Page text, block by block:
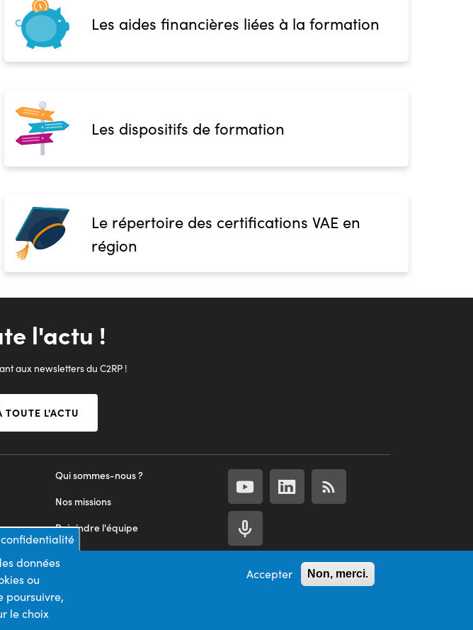
Les aides financières liées à la formation
Les dispositifs de formation
Le répertoire des certifications VAE en
région
l'actu !
aux newsletters du C2RP !
TOUTE L'ACTU
Qui sommes-nous ?
Nos missions
Rejoindre l'équipe
Nous contacter
données
ou
poursuivre,
le choix
Accepter Non, merci.